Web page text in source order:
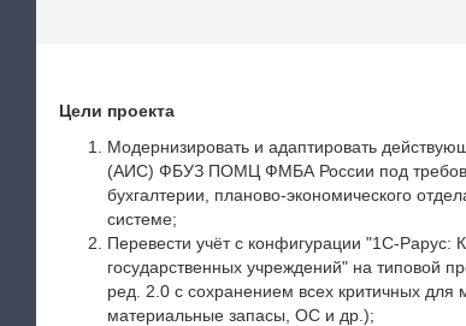
Цели проекта
Модернизировать и адаптировать
(АИС) ФБУЗ ПОМЦ ФМБА России под
бухгалтерии, планово‑экономического
системе;
Перевести учёт с конфигурации
государственных учреждений" на типовой
ред. 2.0 с сохранением всех критичных для
материальные запасы, ОС и др.);